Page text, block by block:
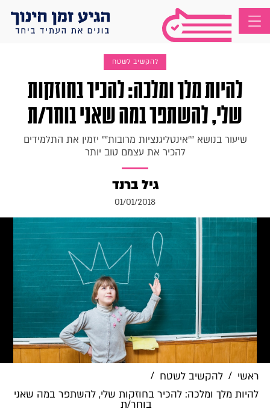
להקשיב לשטח
להיות מלך ומלכה: להכיר בחוזקות
שלי, להשתפר במה שאני בוחר/ת
שיעור בנושא ""אינטליגנציות מרובות"" יזמין את התלמידים
להכיר את עצמם טוב יותר
גיל ברנד
01/01/2018
ראשי / להקשיב לשטח /
להיות מלך ומלכה: להכיר בחוזקות שלי, להשתפר במה שאני
בוחר/ת